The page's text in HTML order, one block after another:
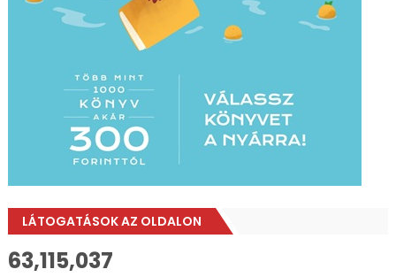
LÁTOGATÁSOK AZ OLDALON
63,115,037